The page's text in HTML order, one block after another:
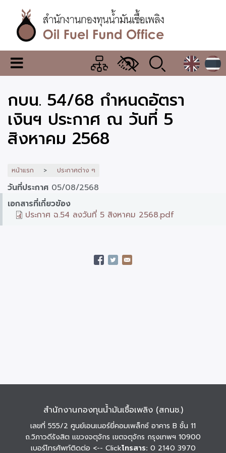
เนื้อหา
หลักสำนักงาน
กองทุน
น้ำมัน
เชื้อ
เพลิง
เมนู
เปลี่ยน
แสดง
ผล
กบน. 54/68 กำหนดอัตรา
เงินฯ ประกาศ ณ วันที่ 5
สิงหาคม 2568
หน้าแรก ประกาศต่าง ๆ
วันที่ประกาศ 05/08/2568
เอกสารที่เกี่ยวข้อง
ประกาศ ฉ.54 ลงวันที่ 5 สิงหาคม 2568.pdf
สำนักงานกองทุนน้ำมันเชื้อเพลิง (สกนช.)
เลขที่ 555/2 ศูนย์เอนเนอร์ยี่คอมเพล็กซ์ อาคาร B ชั้น 11
ถ.วิภาวดีรังสิต แขวงจตุจักร เขตจตุจักร กรุงเทพฯ 10900
เบอร์โทรศัพท์ติดต่อ <-- Clickโทรสาร: 0 2140 3970